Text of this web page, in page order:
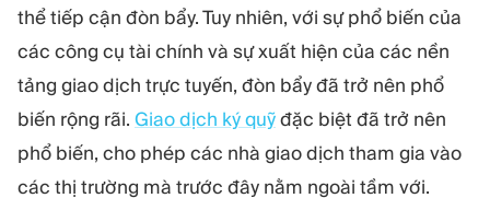
thể tiếp cận đòn bẩy. Tuy nhiên, với sự phổ biến của
các công cụ tài chính và sự xuất hiện của các nền
tảng giao dịch trực tuyến, đòn bẩy đã trở nên phổ
biến rộng rãi. Giao dịch ký quỹđặc biệt đã trở nên
phổ biến, cho phép các nhà giao dịch tham gia vào
các thị trường mà trước đây nằm ngoài tầm với.